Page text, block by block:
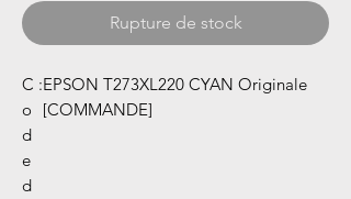
Rupture de stock
C
o
d
e
d
:EPSON T273XL220 CYAN Originale
[COMMANDE]